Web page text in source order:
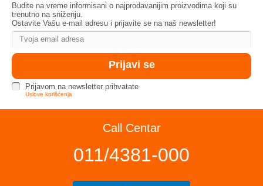
Budite na vreme informisani o najprodavanijim proizvodima koji su
trenutno na sniženju.
Ostavite Vašu e-mail adresu i prijavite se na naš newsletter!
Prijavom na newsletter prihvatate
Uslove korišćenja
Call Centar
011/4381-000